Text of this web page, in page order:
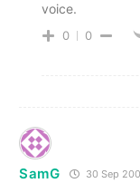
voice.
0 0
SamG 30 Sep